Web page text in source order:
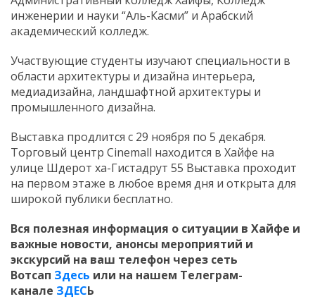
инженерии и науки “Аль-Касми” и Арабский
академический колледж.
Участвующие студенты изучают специальности в
области архитектуры и дизайна интерьера,
медиадизайна, ландшафтной архитектуры и
промышленного дизайна.
Выставка продлится с 29 ноября по 5 декабря.
Торговый центр Сinemall находится в Хайфе на
улице Шдерот ха-Гистадрут 55 Выставка проходит
на первом этаже в любое время дня и открыта для
широкой публики бесплатно.
Вся полезная информация о ситуации в Хайфе и
важные новости, анонсы мероприятий и
экскурсий на ваш телефон через сеть
Вотсап Здесь или на нашем Телеграм-
канале ЗДЕСЬ